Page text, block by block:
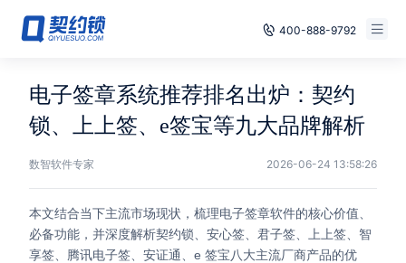
400-888-9792
E‑signature
Seals
archives
Security
Free Trial
Already have an account, log in
电子签章系统推荐排名出炉：契约
锁、上上签、e签宝等九大品牌解析
数智软件专家 2026-06-24 13:58:26
本文结合当下主流市场现状，梳理电子签章软件的核心价值、
必备功能，并深度解析契约锁、安心签、君子签、上上签、智
享签、腾讯电子签、安证通、e 签宝八大主流厂商产品的优